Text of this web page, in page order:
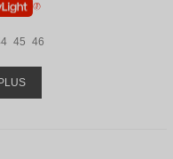
45 46